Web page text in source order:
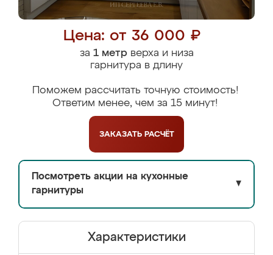
Цена: от 36 000 ₽
за 1 метрверха и низа
гарнитура в длину
Поможем рассчитать точную стоимость!
Ответим менее, чем за 15 минут!
ЗАКАЗАТЬ РАСЧЁТ
Посмотреть акции на кухонные
гарнитуры
▼
Характеристики